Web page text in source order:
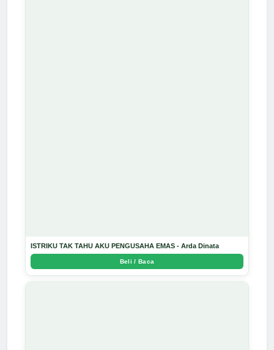
ISTRIKU TAK TAHU AKU PENGUSAHA EMAS - Arda Dinata
Beli / Baca